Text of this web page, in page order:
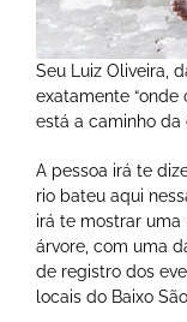
Seu Luiz Oliveira,
exatamente “onde
está a caminho da
A pessoa irá te
rio bateu aqui
irá te mostrar uma
árvore, com uma
de registro dos
locais do Baixo